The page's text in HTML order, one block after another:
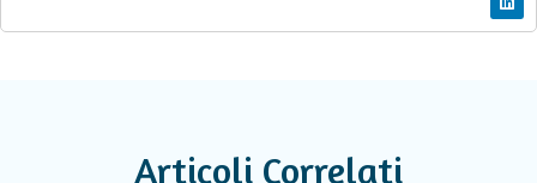
Articoli Correlati